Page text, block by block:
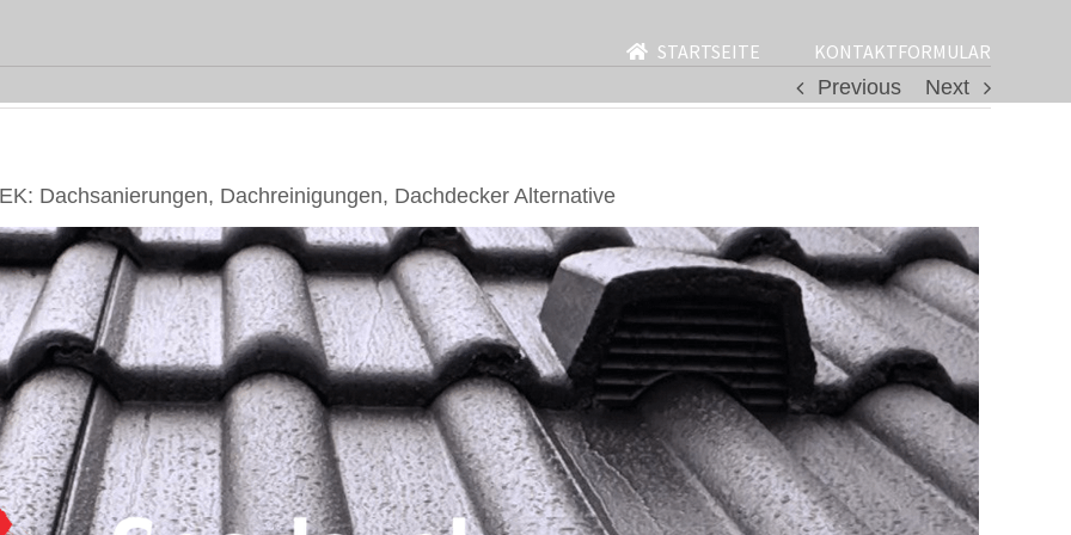
STARTSEITE
KONTAKTFORMULAR
Previous
Next
Dachsanierungen, Dachreinigungen, Dachdecker Alternative